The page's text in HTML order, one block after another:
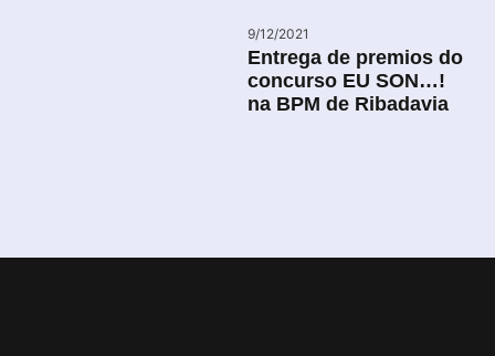
9/12/2021
Entrega de premios do
concurso EU SON…!
na BPM de Ribadavia